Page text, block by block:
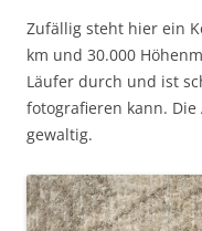
Zufällig steht hier ein
km und 30.000
Läufer durch und ist
fotografieren kann.
gewaltig.